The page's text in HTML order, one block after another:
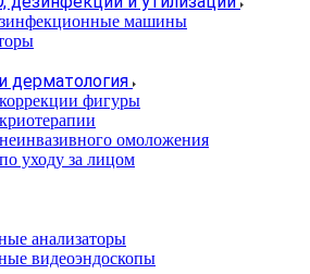
машины
дерматология
фигуры
омоложения
уходу за лицом
анализаторы
видеоэндоскопы